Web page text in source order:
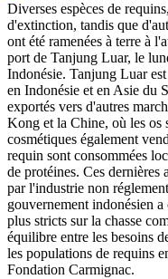
Diverses espèces de
d'extinction, tandis que
ont été ramenées à terre à
port de Tanjung Luar, le
Indonésie. Tanjung Luar
en Indonésie et en Asie du
exportés vers d'autres
Kong et la Chine, où les os
cosmétiques également
requin sont consommées
de protéines. Ces dernières
par l'industrie non
gouvernement indonésien
plus stricts sur la chasse
équilibre entre les besoins
les populations de requins
Fondation Carmignac.